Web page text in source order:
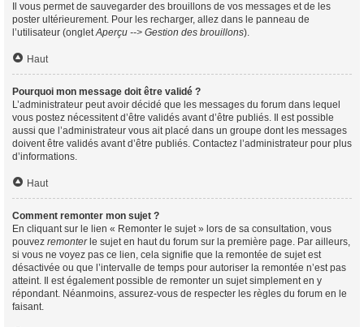
Il vous permet de sauvegarder des brouillons de vos messages et de les
poster ultérieurement. Pour les recharger, allez dans le panneau de
l’utilisateur (ongletAperçu --> Gestion des brouillons).
Haut
Pourquoi mon message doit être validé ?
L’administrateur peut avoir décidé que les messages du forum dans lequel
vous postez nécessitent d’être validés avant d’être publiés. Il est possible
aussi que l’administrateur vous ait placé dans un groupe dont les messages
doivent être validés avant d’être publiés. Contactez l’administrateur pour plus
d’informations.
Haut
Comment remonter mon sujet ?
En cliquant sur le lien « Remonter le sujet » lors de sa consultation, vous
pouvez remonterle sujet en haut du forum sur la première page. Par ailleurs,
si vous ne voyez pas ce lien, cela signifie que la remontée de sujet est
désactivée ou que l’intervalle de temps pour autoriser la remontée n’est pas
atteint. Il est également possible de remonter un sujet simplement en y
répondant. Néanmoins, assurez-vous de respecter les règles du forum en le
faisant.